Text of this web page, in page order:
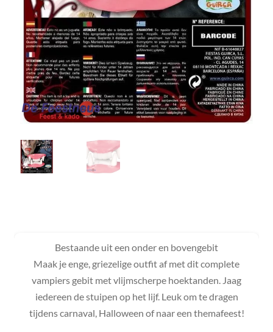
Bestaande uit een onder en bovengebit
Maak je enge, griezelige outfit af met dit complete
vampiers gebit met vlijmscherpe hoektanden. Jaag
iedereen de stuipen op het lijf. Leuk om te dragen
tijdens carnaval, Halloween of naar een themafeest!